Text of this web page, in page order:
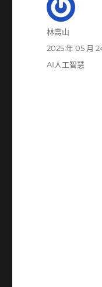
作
林壽山
發
2025 年 05 月
分
AI人工智慧